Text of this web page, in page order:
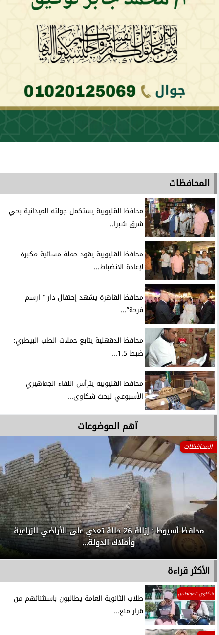
المحافظات
محافظ القليوبية يستكمل جولته الميدانية بحي
شرق شبرا...
محافظ القليوبية يقود حملة مسائية مكبرة
لإعادة الانضباط...
محافظ القاهرة يشهد إحتفال دار ” ارسم
فرحة”...
محافظ الدقهلية يتابع حملات الطب البيطري:
ضبط 1.5...
محافظ القليوبية يترأس اللقاء الجماهيري
الأسبوعي لبحث شكاوى...
آهم الموضوعات
المحافظات
محافظ أسيوط : إزالة 26 حالة تعدي على الأراضي الزراعية
وأملاك الدولة...
الأكثر قراءة
شكاوي المواطنين
طلاب الثانوية العامة يطالبون باستثنائهم من
قرار منع...